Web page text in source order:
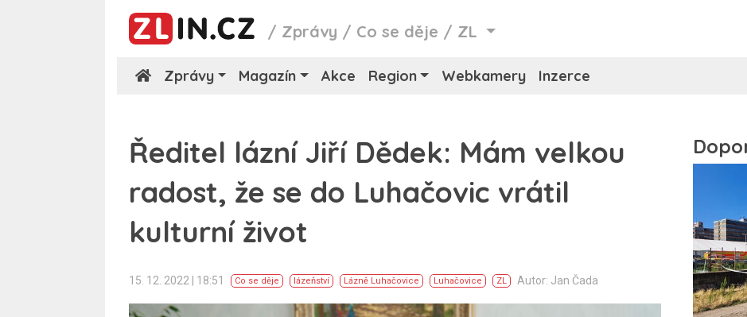
/ Zprávy / Co se děje / ZL
Zprávy Magazín Akce Region Webkamery Inzerce
Ředitel lázní Jiří Dědek: Mám velkou
radost, že se do Luhačovic vrátil
kulturní život
15. 12. 2022 | 18:51 Co se děje lázeňství Lázně Luhačovice Luhačovice ZL Autor: Jan Čada